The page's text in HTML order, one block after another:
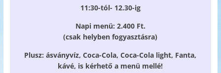
11:30-tól- 12.30-ig
Napi menü: 2.400 Ft.
(csak helyben fogyasztásra)
Plusz: ásványvíz, Coca-Cola, Coca-Cola light, Fanta,
kávé, is kérhető a menü mellé!